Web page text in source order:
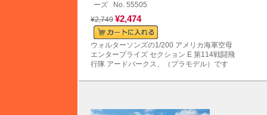
ーズ No. 55505
¥2,749 ¥2,474
ウォルターソンズの1/200 アメリカ海軍空母
エンタープライズ セクション E 第114戦闘飛
行隊 アードバークス、（プラモデル）です